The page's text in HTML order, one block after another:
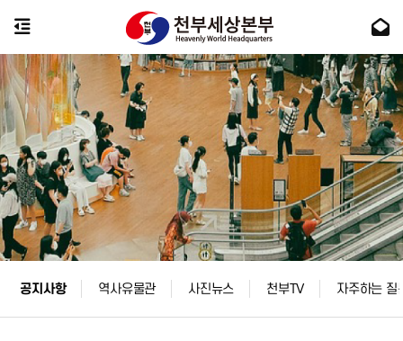
공지사항 역사유물관 사진뉴스 천부TV 자주하는 질